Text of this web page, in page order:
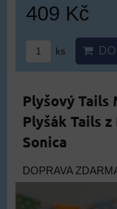
409 Kč
ks
Plyšový Tails
Plyšák Tails
Sonica
DOPRAVA